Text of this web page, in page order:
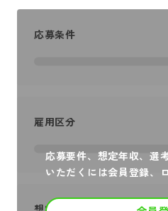
応募要件、想定年収、選
いただくには会員登録、
応募条件
雇用区分